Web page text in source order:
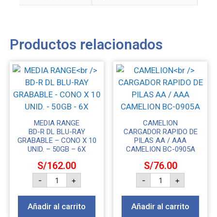
Productos relacionados
MEDIA RANGE
BD-R DL BLU-RAY
GRABABLE – CONO X 10
UNID. – 50GB – 6X
S/162.00
- +
Añadir al carrito
CAMELION
CARGADOR RAPIDO DE
PILAS AA / AAA
CAMELION BC-0905A
S/76.00
- +
Añadir al carrito